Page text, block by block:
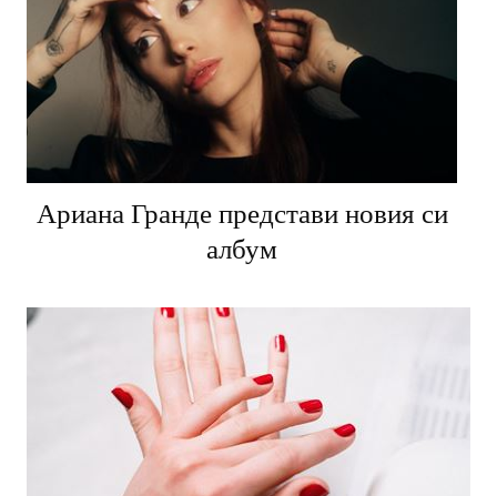
Ариана Гранде представи новия си
албум